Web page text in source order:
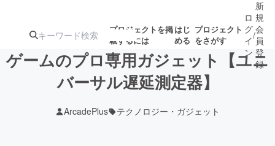
プロジェクトを掲
載するには
はじ
める
プロジェクト
をさがす
ターン
ジェクト
ロジェクト
ロ
グ
イ
ン
/
新
規
会
員
登
録
ゲームのプロ専用ガジェット【ユニ
バーサル遅延測定器】
ArcadePlus テクノロジー・ガジェット